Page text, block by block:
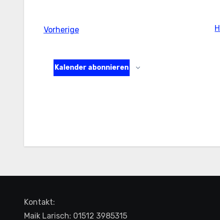
VorherigeVeranstaltungen
Kalender abonnieren
Kontakt:
Maik Larisch: 01512 3985315